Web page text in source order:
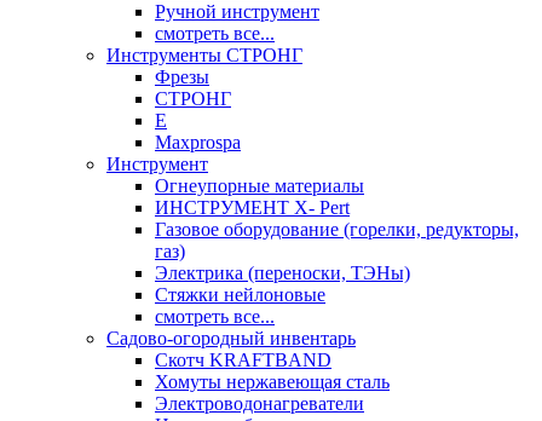
Ручной инструмент
смотреть все...
Инструменты СТРОНГ
Фрезы
СТРОНГ
Е
Maxprospa
Инструмент
Огнеупорные материалы
ИНСТРУМЕНТ X- Pert
Газовое оборудование (горелки, редукторы,
газ)
Электрика (переноски, ТЭНы)
Стяжки нейлоновые
смотреть все...
Садово-огородный инвентарь
Скотч KRAFTBAND
Хомуты нержавеющая сталь
Электроводонагреватели